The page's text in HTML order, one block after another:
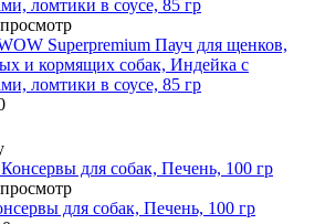
Superpremium Пауч для щенков,
и кормящих собак, Индейка с
ломтики в соусе, 85 гр
для собак, Печень, 100 гр